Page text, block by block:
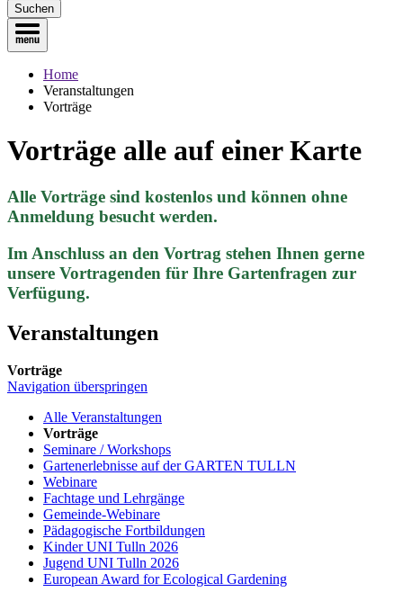
Suchen
Home
Veranstaltungen
Vorträge
Vorträge alle auf einer Karte
Alle Vorträge sind kostenlos und können ohne
Anmeldung besucht werden.
Im Anschluss an den Vortrag stehen Ihnen gerne
unsere Vortragenden für Ihre Gartenfragen zur
Verfügung.
Veranstaltungen
Vorträge
Navigation überspringen
Alle Veranstaltungen
Vorträge
Seminare / Workshops
Gartenerlebnisse auf der GARTEN TULLN
Webinare
Fachtage und Lehrgänge
Gemeinde-Webinare
Pädagogische Fortbildungen
Kinder UNI Tulln 2026
Jugend UNI Tulln 2026
European Award for Ecological Gardening